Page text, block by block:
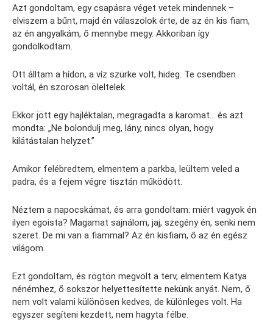
Azt gondoltam, egy csapásra véget vetek mindennek –
elviszem a bűnt, majd én válaszolok érte, de az én kis fiam,
az én angyalkám, ő mennybe megy. Akkoriban így
gondolkodtam.
Ott álltam a hídon, a víz szürke volt, hideg. Te csendben
voltál, én szorosan öleltelek.
Ekkor jött egy hajléktalan, megragadta a karomat… és azt
mondta: „Ne bolondulj meg, lány, nincs olyan, hogy
kilátástalan helyzet.”
Amikor felébredtem, elmentem a parkba, leültem veled a
padra, és a fejem végre tisztán működött.
Néztem a napocskámat, és arra gondoltam: miért vagyok én
ilyen egoista? Magamat sajnálom, jaj, szegény én, senki nem
szeret. De mi van a fiammal? Az én kisfiam, ő az én egész
világom.
Ezt gondoltam, és rögtön megvolt a terv, elmentem Katya
nénémhez, ő sokszor helyettesítette nekünk anyát. Nem, ő
nem volt valami különösen kedves, de különleges volt. Ha
egyszer segíteni kezdett, nem hagyta félbe.